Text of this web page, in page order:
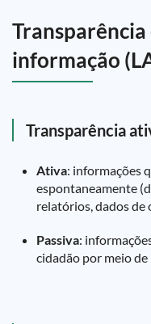
Transparência
informação
Transparência
Ativa: informações
espontaneamente
relatórios, dados de
Passiva:
cidadão por meio de